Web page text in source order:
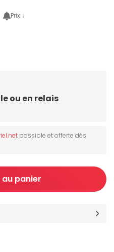
Prix ↓
ou en relais
possible et offerte dès
panier